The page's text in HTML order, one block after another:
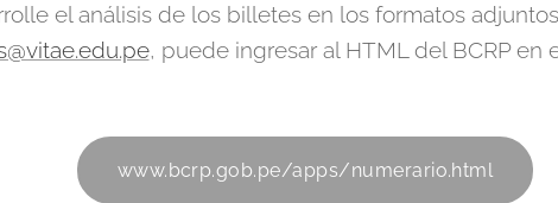
el análisis de los billetes en los formatos
, puede ingresar al HTML del BCRP en
www.bcrp.gob.pe/apps/numerario.html